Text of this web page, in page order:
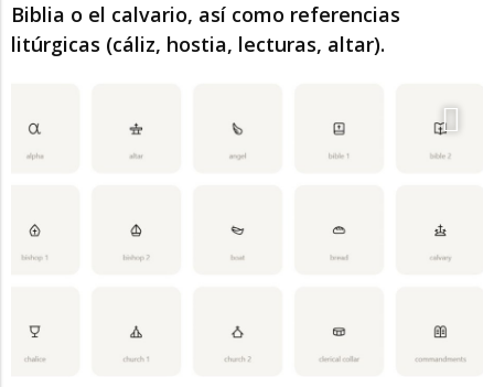
Biblia o el calvario, así como referencias
litúrgicas (cáliz, hostia, lecturas, altar).